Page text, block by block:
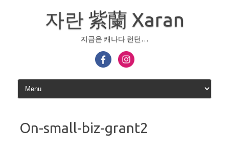
자란 紫蘭 Xaran
지금은 캐나다 런던…
On-small-biz-grant2